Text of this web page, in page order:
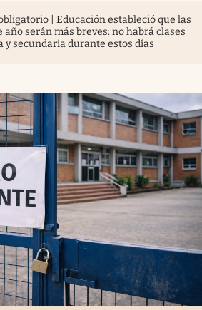
| Educación estableció que las
año serán más breves: no habrá clases
y secundaria durante estos días